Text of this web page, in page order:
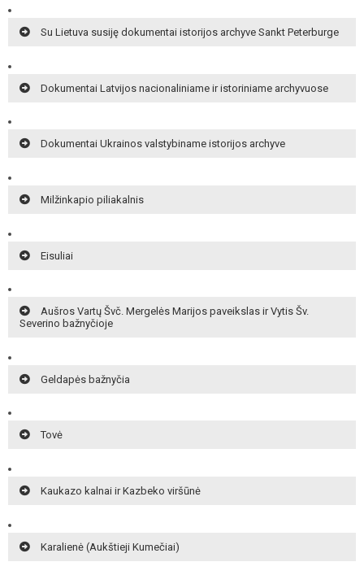
Su Lietuva susiję dokumentai istorijos archyve Sankt Peterburge
Dokumentai Latvijos nacionaliniame ir istoriniame archyvuose
Dokumentai Ukrainos valstybiname istorijos archyve
Milžinkapio piliakalnis
Eisuliai
Aušros Vartų Švč. Mergelės Marijos paveikslas ir Vytis Šv.
Severino bažnyčioje
Geldapės bažnyčia
Tovė
Kaukazo kalnai ir Kazbeko viršūnė
Karalienė (Aukštieji Kumečiai)